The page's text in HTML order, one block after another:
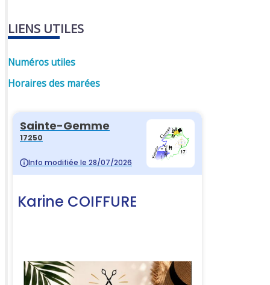
LIENS UTILES
Numéros utiles
Horaires des marées